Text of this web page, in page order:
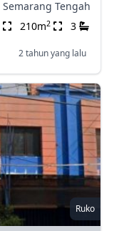
Semarang Tengah
210m2 3
2 tahun yang lalu
Ruko